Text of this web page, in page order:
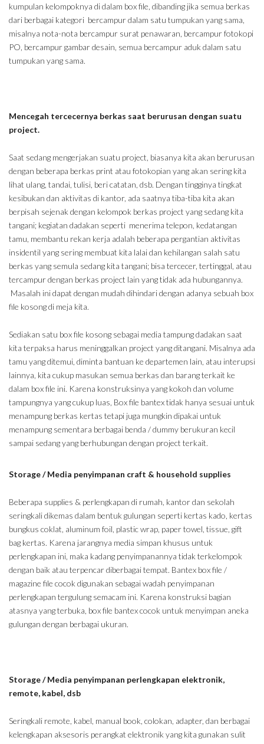
kumpulan kelompoknya di dalam box file, dibanding jika semua berkas
dari berbagai kategori bercampur dalam satu tumpukan yang sama,
misalnya nota-nota bercampur surat penawaran, bercampur fotokopi
PO, bercampur gambar desain, semua bercampur aduk dalam satu
tumpukan yang sama.
Mencegah tercecernya berkas saat berurusan dengan suatu
project.
Saat sedang mengerjakan suatu project, biasanya kita akan berurusan
dengan beberapa berkas print atau fotokopian yang akan sering kita
lihat ulang, tandai, tulisi, beri catatan, dsb. Dengan tingginya tingkat
kesibukan dan aktivitas di kantor, ada saatnya tiba-tiba kita akan
berpisah sejenak dengan kelompok berkas project yang sedang kita
tangani; kegiatan dadakan seperti menerima telepon, kedatangan
tamu, membantu rekan kerja adalah beberapa pergantian aktivitas
insidentil yang sering membuat kita lalai dan kehilangan salah satu
berkas yang semula sedang kita tangani; bisa tercecer, tertinggal, atau
tercampur dengan berkas project lain yang tidak ada hubungannya.
Masalah ini dapat dengan mudah dihindari dengan adanya sebuah box
file kosong di meja kita.
Sediakan satu box file kosong sebagai media tampung dadakan saat
kita terpaksa harus meninggalkan project yang ditangani. Misalnya ada
tamu yang ditemui, diminta bantuan ke departemen lain, atau interupsi
lainnya, kita cukup masukan semua berkas dan barang terkait ke
dalam box file ini. Karena konstruksinya yang kokoh dan volume
tampungnya yang cukup luas, Box file bantex tidak hanya sesuai untuk
menampung berkas kertas tetapi juga mungkin dipakai untuk
menampung sementara berbagai benda / dummy berukuran kecil
sampai sedang yang berhubungan dengan project terkait.
Storage / Media penyimpanan craft & household supplies
Beberapa supplies & perlengkapan di rumah, kantor dan sekolah
seringkali dikemas dalam bentuk gulungan seperti kertas kado, kertas
bungkus coklat, aluminum foil, plastic wrap, paper towel, tissue, gift
bag kertas. Karena jarangnya media simpan khusus untuk
perlengkapan ini, maka kadang penyimpanannya tidak terkelompok
dengan baik atau terpencar diberbagai tempat. Bantex box file /
magazine file cocok digunakan sebagai wadah penyimpanan
perlengkapan tergulung semacam ini. Karena konstruksi bagian
atasnya yang terbuka, box file bantex cocok untuk menyimpan aneka
gulungan dengan berbagai ukuran.
Storage / Media penyimpanan perlengkapan elektronik,
remote, kabel, dsb
Seringkali remote, kabel, manual book, colokan, adapter, dan berbagai
kelengkapan aksesoris perangkat elektronik yang kita gunakan sulit